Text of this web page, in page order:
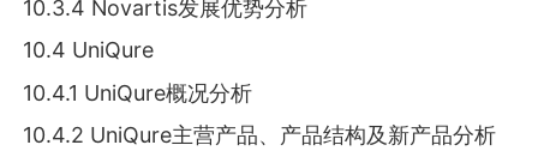
10.3.4 Novartis发展优势分析
10.4 UniQure
10.4.1 UniQure概况分析
10.4.2 UniQure主营产品、产品结构及新产品分析